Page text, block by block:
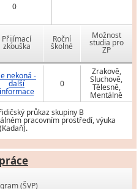
0
Přijímací
zkouška
Roční
školné
Možnost
studia pro
ZP
nekoná -
další
informace
0
Zrakově,
Sluchově,
Tělesně,
Mentálně
průkaz skupiny B
pracovním prostředí, výuka
(ŠVP)